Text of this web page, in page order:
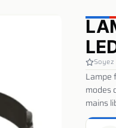
Lampe
modes
mains